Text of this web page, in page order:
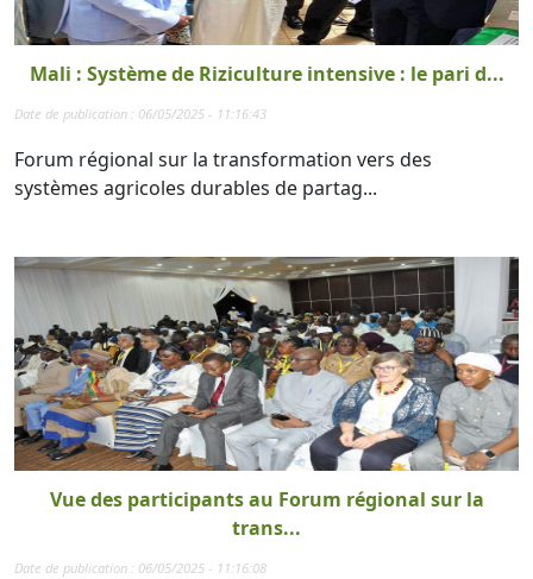
Mali : Système de Riziculture intensive : le pari d...
Date de publication : 06/05/2025 - 11:16:43
Forum régional sur la transformation vers des
systèmes agricoles durables de partag...
Vue des participants au Forum régional sur la
trans...
Date de publication : 06/05/2025 - 11:16:08